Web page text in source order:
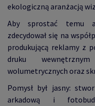
ekologiczną aranżacją
Aby sprostać temu
zdecydował się na
produkującą reklamy z
druku
wolumetrycznych oraz
Pomysł był jasny:
arkadową i